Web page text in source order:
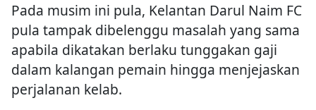
Pada musim ini pula, Kelantan Darul Naim FC
pula tampak dibelenggu masalah yang sama
apabila dikatakan berlaku tunggakan gaji
dalam kalangan pemain hingga menjejaskan
perjalanan kelab.